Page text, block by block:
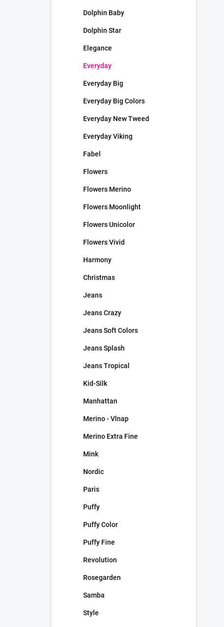
Dolphin Baby
Dolphin Star
Elegance
Everyday
Everyday Big
Everyday Big Colors
Everyday New Tweed
Everyday Viking
Fabel
Flowers
Flowers Merino
Flowers Moonlight
Flowers Unicolor
Flowers Vivid
Harmony
Christmas
Jeans
Jeans Crazy
Jeans Soft Colors
Jeans Splash
Jeans Tropical
Kid-Silk
Manhattan
Merino - Vlnap
Merino Extra Fine
Mink
Nordic
Paris
Puffy
Puffy Color
Puffy Fine
Revolution
Rosegarden
Samba
Style